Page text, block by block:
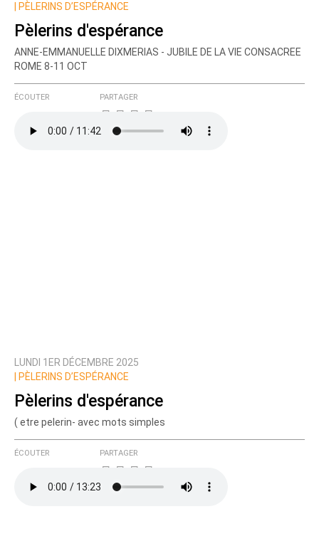
PÈLERINS D’ESPÉRANCE
Pèlerins d'espérance
ANNE-EMMANUELLE DIXMERIAS - JUBILE DE LA VIE CONSACREE
ROME 8-11 OCT
ÉCOUTER PARTAGER
LUNDI 1ER DÉCEMBRE 2025
PÈLERINS D’ESPÉRANCE
Pèlerins d'espérance
( etre pelerin- avec mots simples
ÉCOUTER PARTAGER